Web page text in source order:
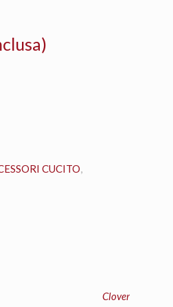
CUCITO,
Clover